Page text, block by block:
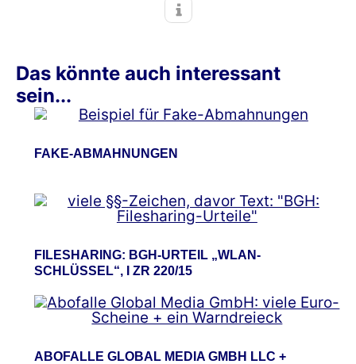
Das könnte auch interessant
sein...
FAKE-ABMAHNUNGEN
FILESHARING: BGH-URTEIL „WLAN-
SCHLÜSSEL“, I ZR 220/15
ABOFALLE GLOBAL MEDIA GMBH LLC +